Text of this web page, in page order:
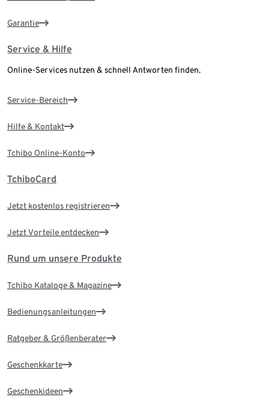
Garantie
Service & Hilfe
Online-Services nutzen & schnell Antworten finden.
Service-Bereich
Hilfe & Kontakt
Tchibo Online-Konto
TchiboCard
Jetzt kostenlos registrieren
Jetzt Vorteile entdecken
Rund um unsere Produkte
Tchibo Kataloge & Magazine
Bedienungsanleitungen
Ratgeber & Größenberater
Geschenkkarte
Geschenkideen